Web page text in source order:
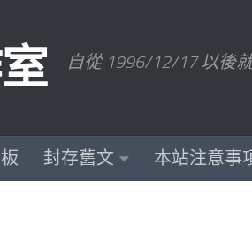
自從 1996/12/17 以後
封存舊文 本站注意事